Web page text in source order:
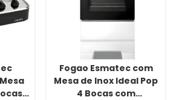
Fogao Esmatec com
Mesa de Inox Ideal Pop
4 Bocas com